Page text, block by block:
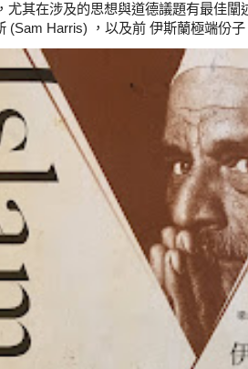
尤其在涉及的思想與道德議題有最佳
(Sam Harris) ，以及前 伊斯蘭極端份